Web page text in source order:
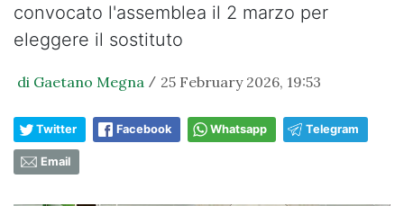
convocato l'assemblea il 2 marzo per
eleggere il sostituto
di Gaetano Megna / 25 February 2026, 19:53
Twitter Facebook Whatsapp Telegram
Email